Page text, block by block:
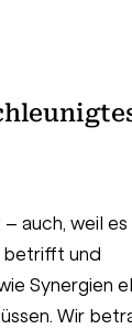
auch, weil
betrifft und
Synergien
Wir